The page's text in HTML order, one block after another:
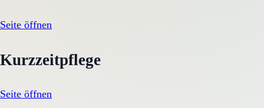
Seite öffnen
Kurzzeitpflege
Seite öffnen